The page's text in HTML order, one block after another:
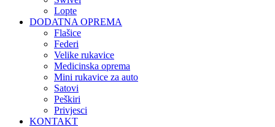
Lopte
DODATNA OPREMA
Flašice
Federi
Velike rukavice
Medicinska oprema
Mini rukavice za auto
Satovi
Peškiri
Privjesci
KONTAKT